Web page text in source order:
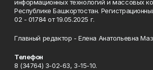
информационных технологий и массовых
Республике Башкортостан.
02 - 01784 от 19.05.2025 г.
Главный редактор - Елена Анатольевна
Телефон
8 (34764) 3-02-63, 3-15-10.